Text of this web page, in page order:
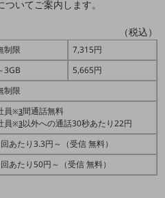
介
いてご案内します。
（税込）
制限
7,315円
3GB
5,665円
制限
員※3間通話無料
員※3以外への通話30秒あたり22円
あたり3.3円～（受信 無料）
あたり50円～（受信 無料）